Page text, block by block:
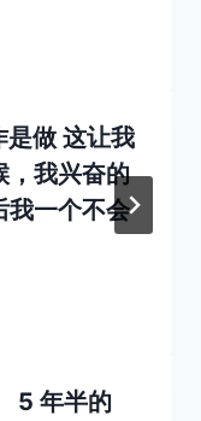
是做 这让我
，我兴奋的
我一个不会
5 年半的